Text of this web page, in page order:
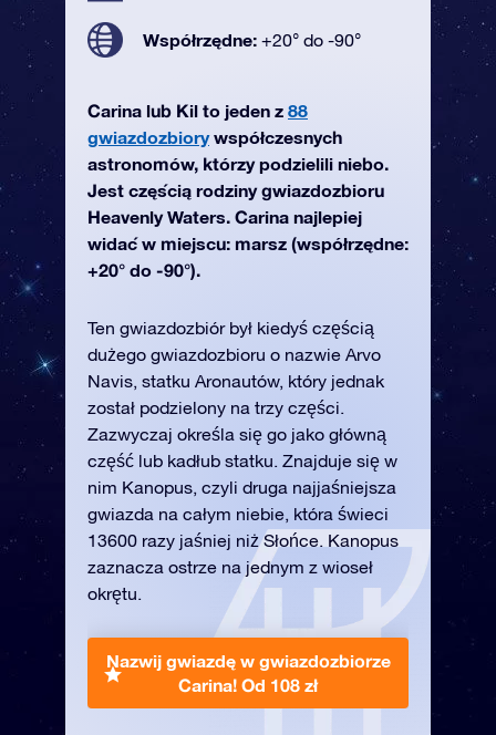
Współrzędne: +20° do -90°
Carina lub Kil to jeden z 88
gwiazdozbiorywspółczesnych
astronomów, którzy podzielili niebo.
Jest częścią rodziny gwiazdozbioru
Heavenly Waters. Carina najlepiej
widać w miejscu: marsz (współrzędne:
+20° do -90°).
Ten gwiazdozbiór był kiedyś częścią
dużego gwiazdozbioru o nazwie Arvo
Navis, statku Aronautów, który jednak
został podzielony na trzy części.
Zazwyczaj określa się go jako główną
część lub kadłub statku. Znajduje się w
nim Kanopus, czyli druga najjaśniejsza
gwiazda na całym niebie, która świeci
13600 razy jaśniej niż Słońce. Kanopus
zaznacza ostrze na jednym z wioseł
okrętu.
Nazwij gwiazdę w gwiazdozbiorze
Carina! Od 108 zł